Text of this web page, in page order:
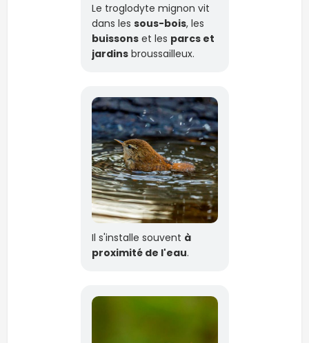
Le troglodyte mignon vit
dans les sous-bois, les
buissonset les parcs et
jardinsbroussailleux.
Il s'installe souvent à
proximité de l'eau.